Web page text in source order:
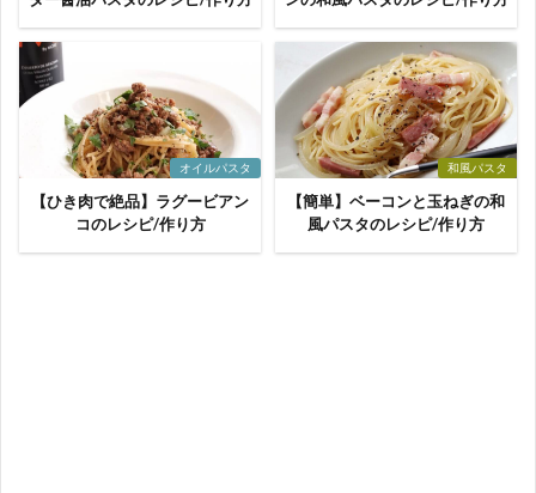
オイルパスタ
【ひき肉で絶品】ラグービアン
コのレシピ/作り方
和風パスタ
【簡単】ベーコンと玉ねぎの和
風パスタのレシピ/作り方